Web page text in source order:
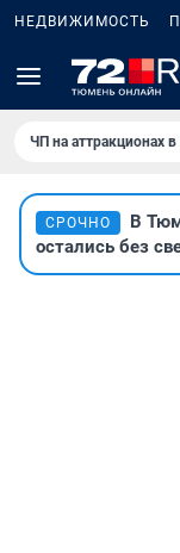
НЕДВИЖИМОСТЬ
ЧП на аттракционах
СРОЧНО
В
остались без